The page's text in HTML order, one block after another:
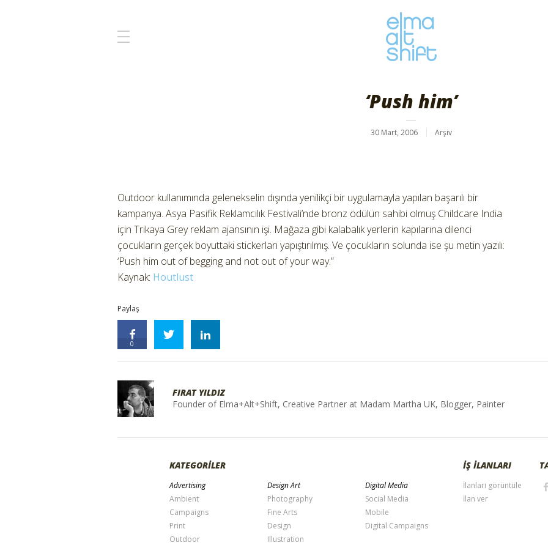
‘Push him’
30 Mart, 2006 Arşiv
Outdoor kullanımında gelenekselin dışında yenilikçi bir uygulamayla yapılan başarılı bir
kampanya. Asya Pasifik Reklamcılık Festivali’nde bronz ödülün sahibi olmuş Childcare India
için Trikaya Grey reklam ajansının işi. Mağaza gibi kalabalık yerlerin kapılarına dilenci
çocukların gerçek boyuttaki stickerları yapıştırılmış. Ve çocukların solunda ise şu metin yazılı:
‘Push him out of begging and not out of your way.”
Kaynak: Houtlust
Paylaş
0
FIRAT YILDIZ
Founder of Elma+Alt+Shift, Creative Partner at Madam Martha UK, Blogger, Painter
KATEGORİLER
Advertising
Ambient
Campaigns
Print
Outdoor
Design Art
Photography
Fine Arts
Design
Illustration
Digital Media
Social Media
Mobile
Digital Campaigns
İŞ İLANLARI
İlanları görüntüle
İlan ver